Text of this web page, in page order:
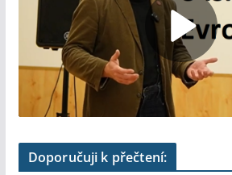
Doporučuji k přečtení: